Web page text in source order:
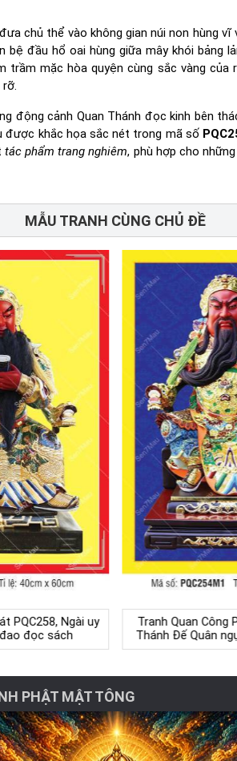
chủ thể vào không gian núi non hùng vĩ
bệ đầu hổ oai hùng giữa mây khói bảng
mặc hòa quyện cùng sắc vàng của
động cảnh Quan Thánh đọc kinh bên
khắc họa sắc nét trong mã số
tác phẩm trang nghiêm, phù hợp cho
MẪU TRANH CÙNG CHỦ ĐỀ
PQC258, Ngài uy
đọc sách
Tranh Quan Công
Thánh Đế Quân
PHẬT MẬT TÔNG